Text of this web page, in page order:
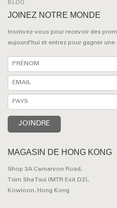
BLOG
JOINEZ NOTRE MONDE
Inscrivez-vous pour recevoir des
aujourd'hui et entrez pour gagner
MAGASIN DE HONG KONG
Shop 3A Carnarvon Road,
Tsim Sha Tsui (MTR Exit D2),
Kowloon, Hong Kong